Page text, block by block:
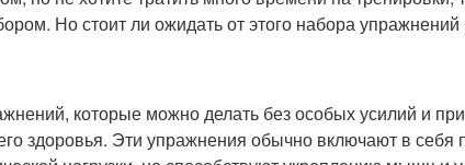
Но стоит ли ожидать от этого набора упражнений
которые можно делать без особых усилий и
здоровья. Эти упражнения обычно включают в